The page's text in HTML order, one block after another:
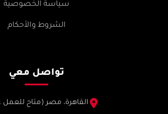
سياسة الخصوصية
الشروط والأحكام
تواصل معي
القاهرة، مصر (متاح